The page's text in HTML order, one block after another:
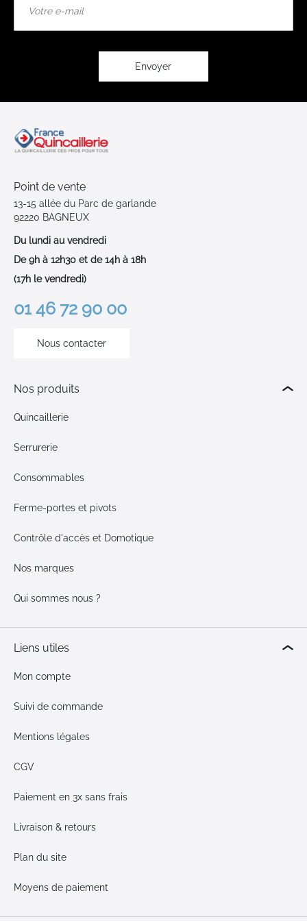
Envoyer
Point de vente
13-15 allée du Parc de garlande
92220 BAGNEUX
Du lundi au vendredi
De 9h à 12h30 et de 14h à 18h
(17h le vendredi)
01 46 72 90 00
Nous contacter
Nos produits
Quincaillerie
Serrurerie
Consommables
Ferme-portes et pivots
Contrôle d'accès et Domotique
Nos marques
Qui sommes nous ?
Liens utiles
Mon compte
Suivi de commande
Mentions légales
CGV
Paiement en 3x sans frais
Livraison & retours
Plan du site
Moyens de paiement